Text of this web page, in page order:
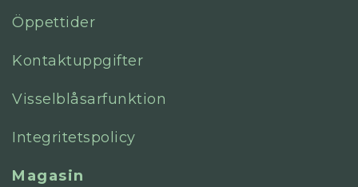
Öppettider
Kontaktuppgifter
Visselblåsarfunktion
Integritetspolicy
Magasin